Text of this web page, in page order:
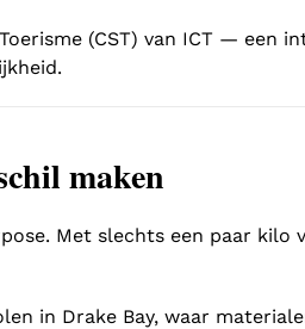
(CST) van ICT —
maken
Met slechts een paar
in Drake Bay, waar